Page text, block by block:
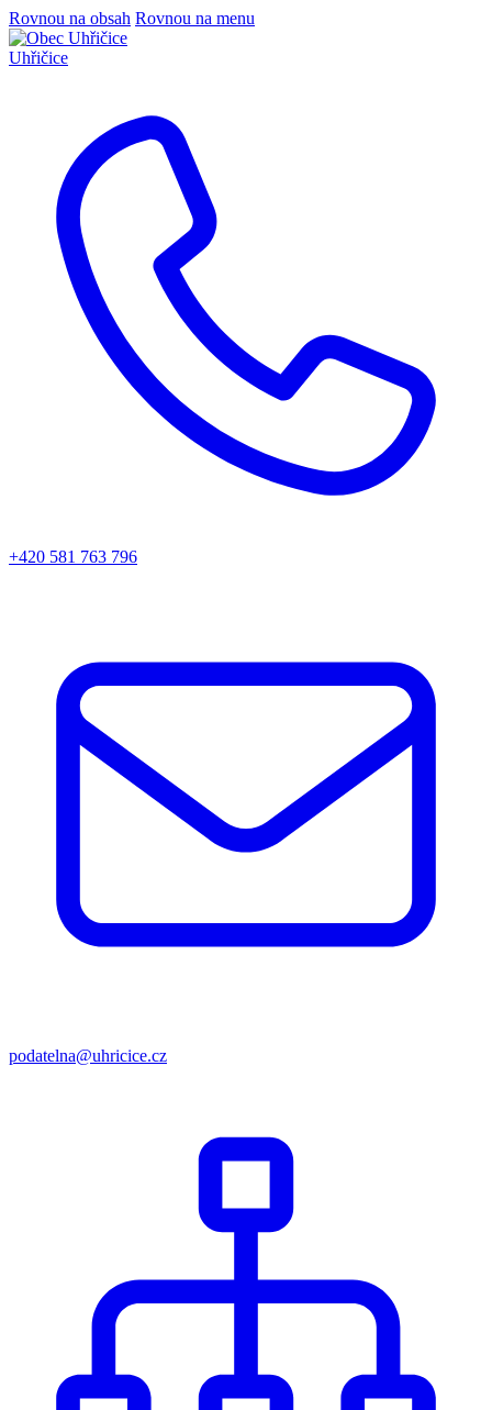
Rovnou na obsah Rovnou na menu
Uhřičice
+420 581 763 796
podatelna@uhricice.cz